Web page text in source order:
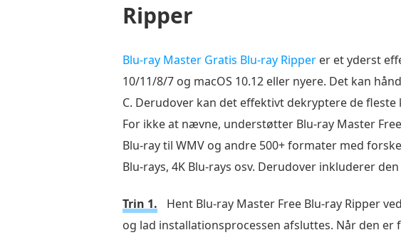
Ripper
Blu-ray Master Gratis Blu-ray Ripper er et yderst
10/11/8/7 og macOS 10.12 eller nyere. Det kan
C. Derudover kan det effektivt dekryptere de fleste
For ikke at nævne, understøtter Blu-ray Master
Blu-ray til WMV og andre 500+ formater med
Blu-rays, 4K Blu-rays osv. Derudover inkluderer
Trin 1.
Hent Blu-ray Master Free Blu-ray Ripper
og lad installationsprocessen afsluttes. Når den